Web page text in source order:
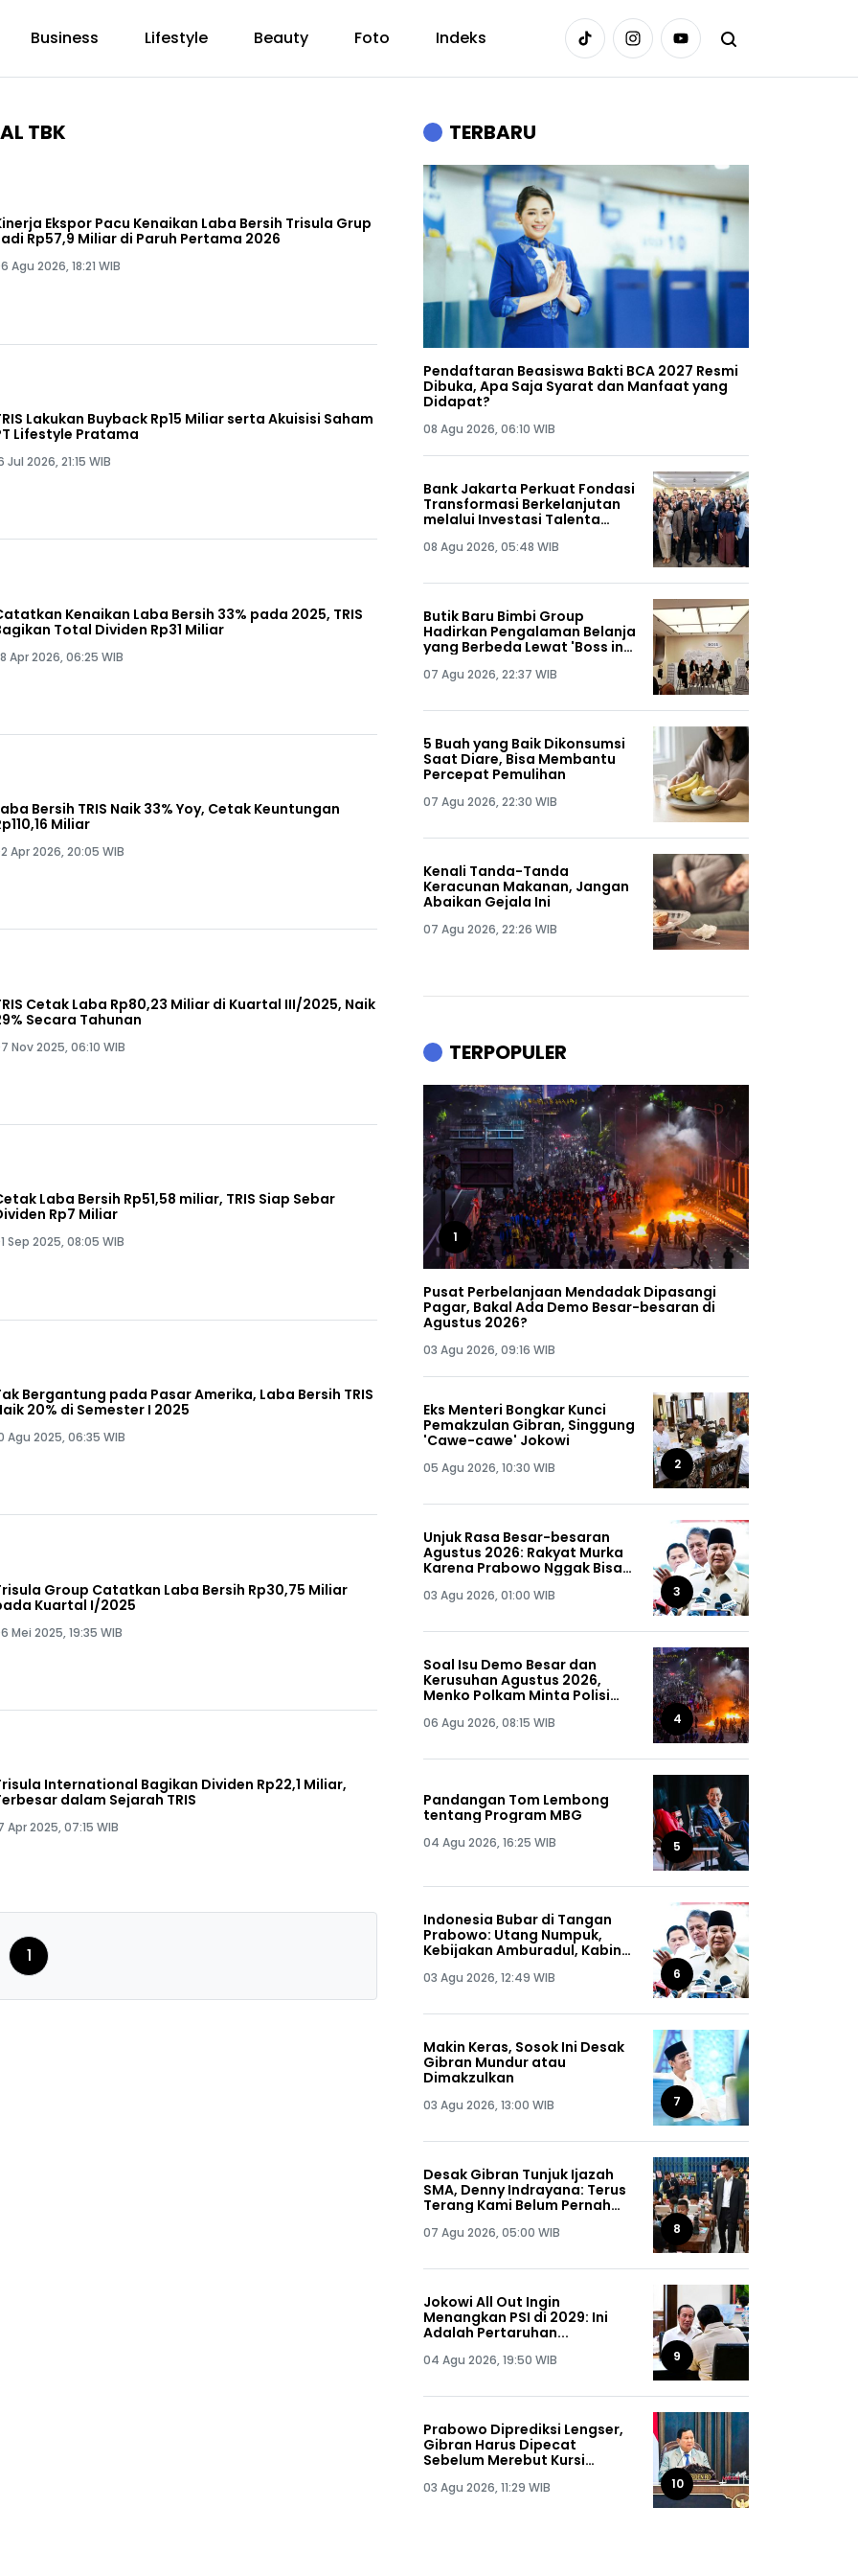
Business Lifestyle Beauty Foto Indeks
TBK
Ekspor Pacu Kenaikan Laba Bersih Trisula Grup
Rp57,9 Miliar di Paruh Pertama 2026
Agu 2026, 18:21 WIB
Lakukan Buyback Rp15 Miliar serta Akuisisi Saham
Lifestyle Pratama
Jul 2026, 21:15 WIB
Kenaikan Laba Bersih 33% pada 2025, TRIS
Total Dividen Rp31 Miliar
Apr 2026, 06:25 WIB
Bersih TRIS Naik 33% Yoy, Cetak Keuntungan
Miliar
Apr 2026, 20:05 WIB
Cetak Laba Rp80,23 Miliar di Kuartal III/2025, Naik
Secara Tahunan
Nov 2025, 06:10 WIB
Laba Bersih Rp51,58 miliar, TRIS Siap Sebar
Rp7 Miliar
Sep 2025, 08:05 WIB
Bergantung pada Pasar Amerika, Laba Bersih TRIS
20% di Semester I 2025
Agu 2025, 06:35 WIB
Group Catatkan Laba Bersih Rp30,75 Miliar
Kuartal I/2025
Mei 2025, 19:35 WIB
International Bagikan Dividen Rp22,1 Miliar,
dalam Sejarah TRIS
Apr 2025, 07:15 WIB
1
TERBARU
Pendaftaran Beasiswa Bakti BCA 2027 Resmi
Dibuka, Apa Saja Syarat dan Manfaat yang
Didapat?
08 Agu 2026, 06:10 WIB
Bank Jakarta Perkuat Fondasi
Transformasi Berkelanjutan
melalui Investasi Talenta
08 Agu 2026, 05:48 WIB
Butik Baru Bimbi Group
Hadirkan Pengalaman Belanja
yang Berbeda Lewat 'Boss in
07 Agu 2026, 22:37 WIB
5 Buah yang Baik Dikonsumsi
Saat Diare, Bisa Membantu
Percepat Pemulihan
07 Agu 2026, 22:30 WIB
Kenali Tanda-Tanda
Keracunan Makanan, Jangan
Abaikan Gejala Ini
07 Agu 2026, 22:26 WIB
TERPOPULER
1
Pusat Perbelanjaan Mendadak Dipasangi
Pagar, Bakal Ada Demo Besar-besaran di
Agustus 2026?
03 Agu 2026, 09:16 WIB
Eks Menteri Bongkar Kunci
Pemakzulan Gibran, Singgung
'Cawe-cawe' Jokowi
05 Agu 2026, 10:30 WIB 2
Unjuk Rasa Besar-besaran
Agustus 2026: Rakyat Murka
Karena Prabowo Nggak Bisa
03 Agu 2026, 01:00 WIB 3
Soal Isu Demo Besar dan
Kerusuhan Agustus 2026,
Menko Polkam Minta Polisi
Dapat, Siap-siap!
06 Agu 2026, 08:15 WIB 4
Pandangan Tom Lembong
tentang Program MBG
04 Agu 2026, 16:25 WIB 5
Indonesia Bubar di Tangan
Prabowo: Utang Numpuk,
Kebijakan Amburadul, Kabinet
Semua!
03 Agu 2026, 12:49 WIB 6
Makin Keras, Sosok Ini Desak
Gibran Mundur atau
Dimakzulkan
03 Agu 2026, 13:00 WIB 7
Desak Gibran Tunjuk Ijazah
SMA, Denny Indrayana: Terus
Terang Kami Belum Pernah
07 Agu 2026, 05:00 WIB 8
Jokowi All Out Ingin
Menangkan PSI di 2029: Ini
Adalah Pertaruhan...
04 Agu 2026, 19:50 WIB 9
Prabowo Diprediksi Lengser,
Gibran Harus Dipecat
Sebelum Merebut Kursi
03 Agu 2026, 11:29 WIB 10